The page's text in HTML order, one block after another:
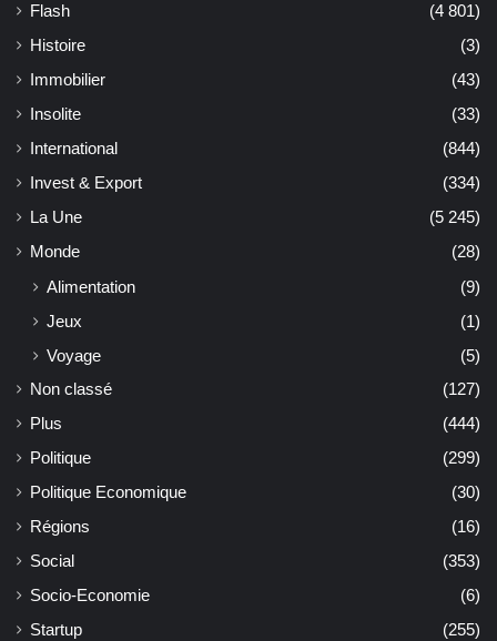
Flash
(4 801)
Histoire
(3)
Immobilier
(43)
Insolite
(33)
International
(844)
Invest & Export
(334)
La Une
(5 245)
Monde
(28)
Alimentation
(9)
Jeux
(1)
Voyage
(5)
Non classé
(127)
Plus
(444)
Politique
(299)
Politique Economique
(30)
Régions
(16)
Social
(353)
Socio-Economie
(6)
Startup
(255)